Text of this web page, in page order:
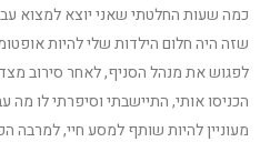
כמה שעות החלטתי שאני יוצא למצוא
שזה היה חלום הילדות שלי להיות
לפגוש את מנהל הסניף, לאחר סירוב
הכניסו אותי, התיישבתי וסיפרתי לו מה
מעוניין להיות שותף למסע חיי, למרבה